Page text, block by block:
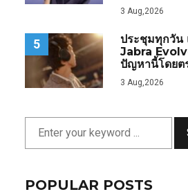
3 Aug,2026
5
ประชุมทุกวัน
Jabra
ปัญหานี้โดยต
3 Aug,2026
POPULAR POSTS